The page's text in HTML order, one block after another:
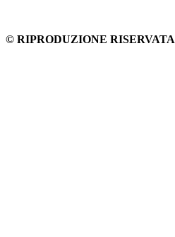
© RIPRODUZIONE RISERVATA